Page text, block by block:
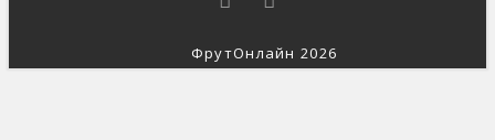
ФрутОнлайн 2026